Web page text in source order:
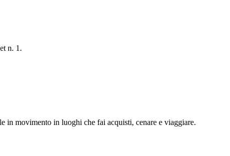
n. 1.
in movimento in luoghi che fai acquisti, cenare e viaggiare.